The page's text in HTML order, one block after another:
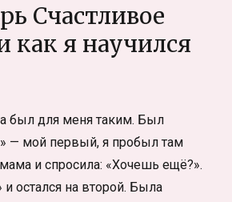
Счастливое
как я научился
был для меня таким. Был
— мой первый, я пробыл там
и спросила: «Хочешь ещё?».
и остался на второй. Была